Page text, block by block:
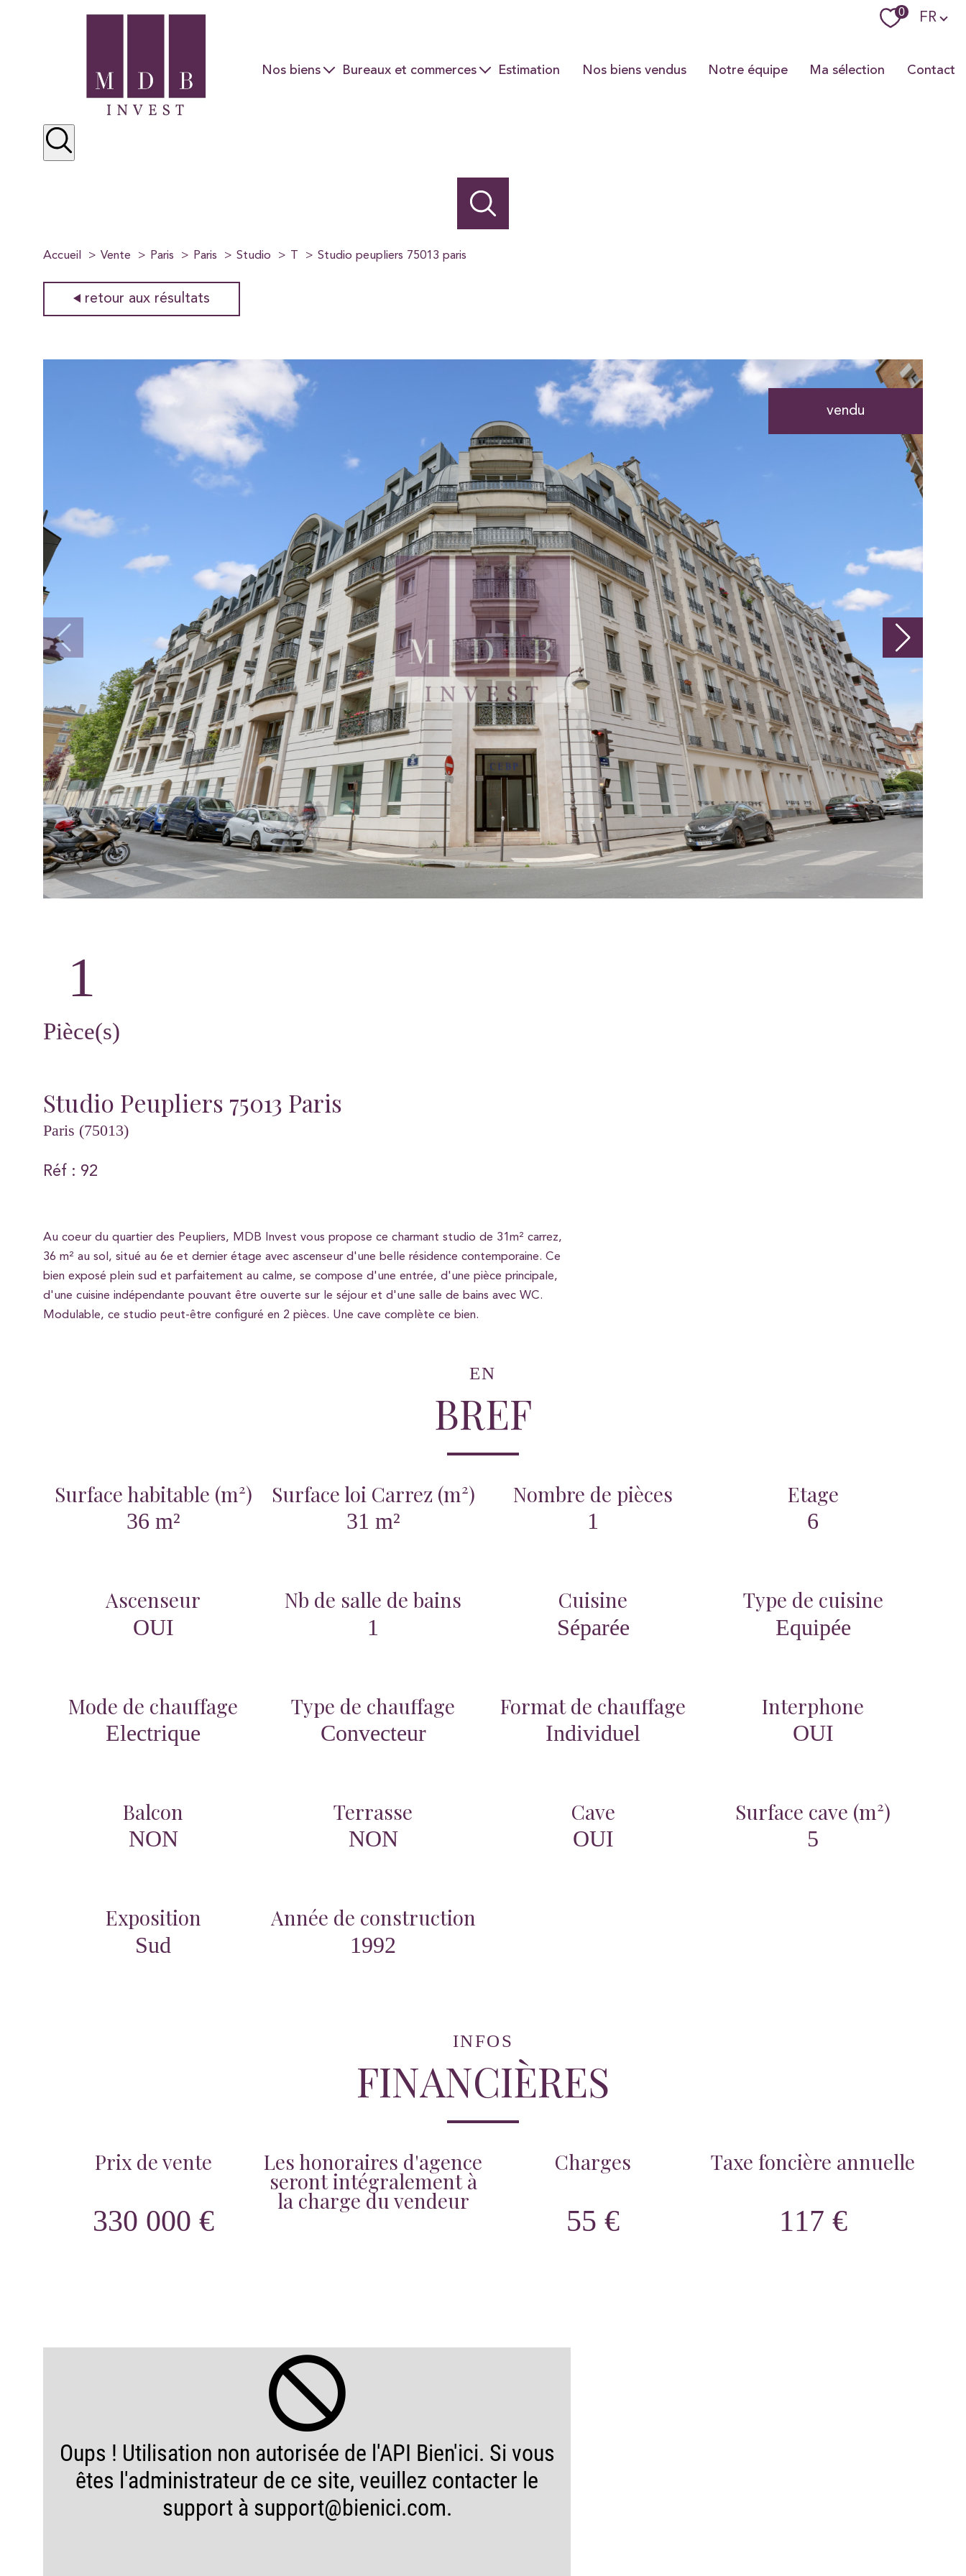
0 Langue
FR
Nos biens Bureaux et commerces Estimation Nos biens vendus Notre équipe Ma sélection Contact
Accueil Vente Paris Paris Studio T Studio peupliers 75013 paris
retour aux résultats
vendu
1
Pièce(s)
Studio Peupliers 75013 Paris
Paris (75013)
Réf : 92
Au coeur du quartier des Peupliers, MDB Invest vous propose ce charmant studio de 31m² carrez,
36 m² au sol, situé au 6e et dernier étage avec ascenseur d'une belle résidence contemporaine. Ce
bien exposé plein sud et parfaitement au calme, se compose d'une entrée, d'une pièce principale,
d'une cuisine indépendante pouvant être ouverte sur le séjour et d'une salle de bains avec WC.
Modulable, ce studio peut-être configuré en 2 pièces. Une cave complète ce bien.
EN
BREF
Surface habitable (m²)
36 m²
Surface loi Carrez (m²)
31 m²
Nombre de pièces
1
Etage
6
Ascenseur
OUI
Nb de salle de bains
1
Cuisine
Séparée
Type de cuisine
Equipée
Mode de chauffage
Electrique
Type de chauffage
Convecteur
Format de chauffage
Individuel
Interphone
OUI
Balcon
NON
Terrasse
NON
Cave
OUI
Surface cave (m²)
5
Exposition
Sud
Année de construction
1992
INFOS
FINANCIÈRES
Prix de vente
330 000 €
Les honoraires d'agence
seront intégralement à
la charge du vendeur
Charges
55 €
Taxe foncière annuelle
117 €
Oups ! Utilisation non autorisée de l'API Bien'ici. Si vous
êtes l'administrateur de ce site, veuillez contacter le
support à support@bienici.com.